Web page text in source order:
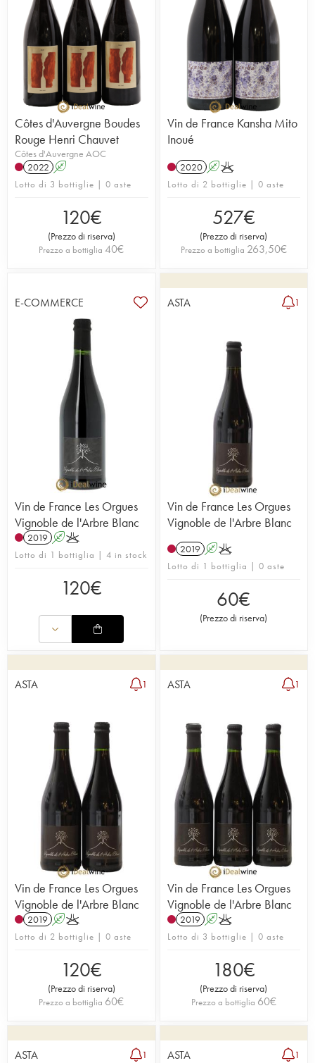
Côtes d'Auvergne Boudes
Rouge Henri Chauvet
Côtes d'Auvergne AOC
2022 A
Lotto di 3 bottiglie | 0 aste
120€
(Prezzo di riserva)
Prezzo a bottiglia 40€
Vin de France Kansha Mito
Inoué
2020 AK
Lotto di 2 bottiglie | 0 aste
527€
(Prezzo di riserva)
Prezzo a bottiglia 263,50€
E-COMMERCE
Vin de France Les Orgues
Vignoble de l'Arbre Blanc
2019 AK
Lotto di 1 bottiglia | 4 in stock
120€
ASTA 1
Vin de France Les Orgues
Vignoble de l'Arbre Blanc
2019 AK
Lotto di 1 bottiglia | 0 aste
60€
(Prezzo di riserva)
ASTA 1
Vin de France Les Orgues
Vignoble de l'Arbre Blanc
2019 AK
Lotto di 2 bottiglie | 0 aste
120€
(Prezzo di riserva)
Prezzo a bottiglia 60€
ASTA 1
Vin de France Les Orgues
Vignoble de l'Arbre Blanc
2019 AK
Lotto di 3 bottiglie | 0 aste
180€
(Prezzo di riserva)
Prezzo a bottiglia 60€
ASTA 1 ASTA 1